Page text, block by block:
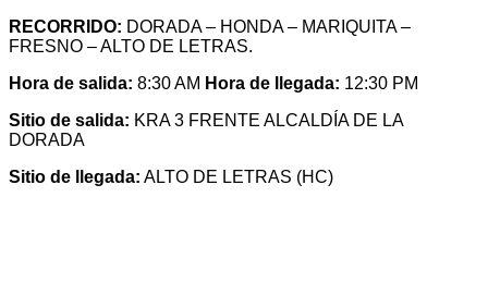
RECORRIDO: DORADA – HONDA – MARIQUITA –
FRESNO – ALTO DE LETRAS.
Hora de salida: 8:30 AM Hora de llegada: 12:30 PM
Sitio de salida: KRA 3 FRENTE ALCALDÍA DE LA
DORADA
Sitio de llegada: ALTO DE LETRAS (HC)